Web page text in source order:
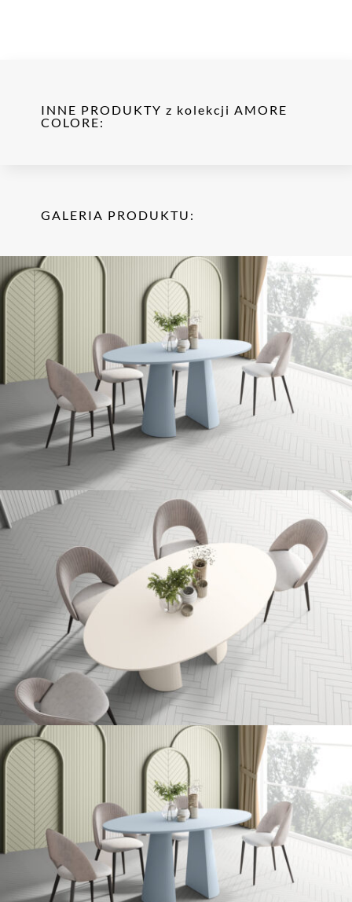
INNE PRODUKTY z kolekcji AMORE
COLORE:
GALERIA PRODUKTU: